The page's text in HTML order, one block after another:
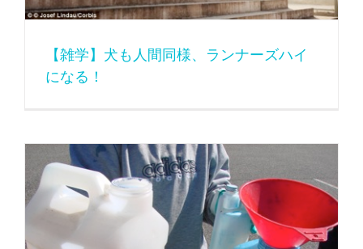
【雑学】犬も人間同様、ランナーズハイ
になる！